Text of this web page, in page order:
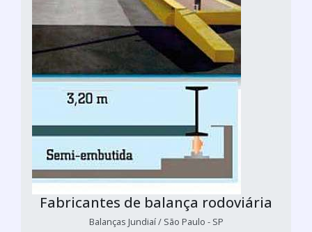
Fabricantes de balança rodoviária
Balanças Jundiaí / São Paulo - SP